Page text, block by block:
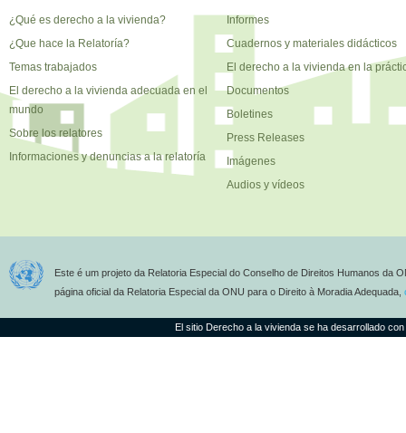
¿Qué es derecho a la vivienda?
¿Que hace la Relatoría?
Temas trabajados
El derecho a la vivienda adecuada en el
mundo
Sobre los relatores
Informaciones y denuncias a la relatoría
Informes
Cuadernos y materiales didácticos
El derecho a la vivienda en la
Documentos
Boletines
Press Releases
Imágenes
Audios y vídeos
Este é um projeto da Relatoria Especial do Conselho de Direitos Humanos da
página oficial da Relatoria Especial da ONU para o Direito à Moradia Adequada,
El sitio Derecho a la vivienda se ha desarrollado